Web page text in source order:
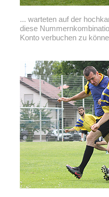
... warteten auf der
diese
Konto verbuchen zu